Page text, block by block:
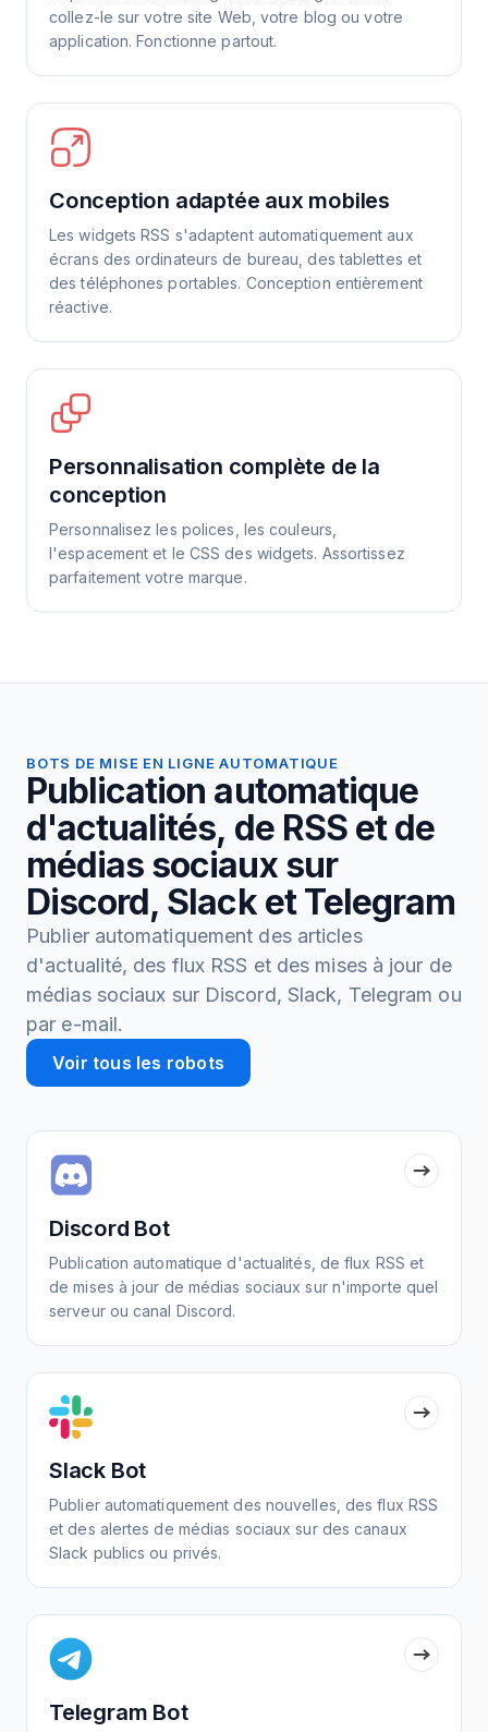
collez-le sur votre site Web, votre blog ou votre
application. Fonctionne partout.
Conception adaptée aux mobiles
Les widgets RSS s'adaptent automatiquement aux
écrans des ordinateurs de bureau, des tablettes et
des téléphones portables. Conception entièrement
réactive.
Personnalisation complète de la
conception
Personnalisez les polices, les couleurs,
l'espacement et le CSS des widgets. Assortissez
parfaitement votre marque.
BOTS DE MISE EN LIGNE AUTOMATIQUE
Publication automatique
d'actualités, de RSS et de
médias sociaux sur
Discord, Slack et Telegram
Publier automatiquement des articles
d'actualité, des flux RSS et des mises à jour de
médias sociaux sur Discord, Slack, Telegram ou
par e-mail.
Voir tous les robots
Discord Bot
Publication automatique d'actualités, de flux RSS et
de mises à jour de médias sociaux sur n'importe quel
serveur ou canal Discord.
Slack Bot
Publier automatiquement des nouvelles, des flux RSS
et des alertes de médias sociaux sur des canaux
Slack publics ou privés.
Telegram Bot